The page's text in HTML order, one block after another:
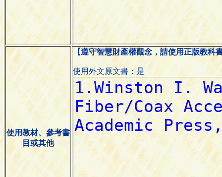
使用教材、參考書
目或其他
【遵守智慧財產權觀念，請使用正版教科
使用外文原文書：是